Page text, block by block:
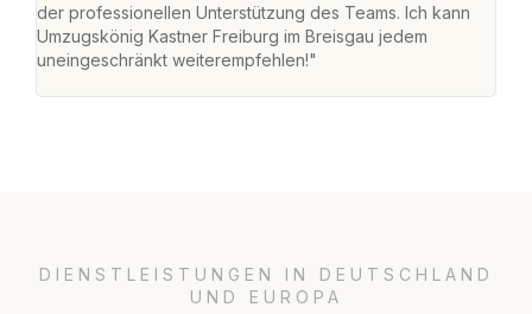
der professionellen Unterstützung des Teams. Ich kann
Umzugskönig Kastner Freiburg im Breisgau jedem
uneingeschränkt weiterempfehlen!"
DIENSTLEISTUNGEN IN DEUTSCHLAND
UND EUROPA